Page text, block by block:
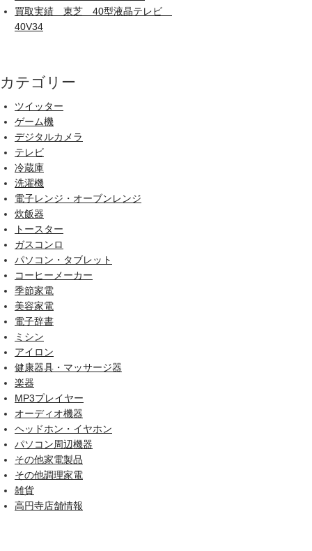
買取実績 東芝 40型液晶テレビ
40V34
カテゴリー
ツイッター
ゲーム機
デジタルカメラ
テレビ
冷蔵庫
洗濯機
電子レンジ・オーブンレンジ
炊飯器
トースター
ガスコンロ
パソコン・タブレット
コーヒーメーカー
季節家電
美容家電
電子辞書
ミシン
アイロン
健康器具・マッサージ器
楽器
MP3プレイヤー
オーディオ機器
ヘッドホン・イヤホン
パソコン周辺機器
その他家電製品
その他調理家電
雑貨
高円寺店舗情報